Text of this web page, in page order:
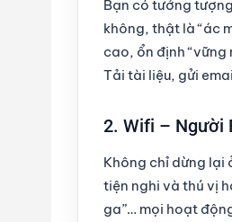
Bạn có tưởng
không, thật là “ác
cao, ổn định
Tải tài liệu, gửi
2. Wifi – Người
Không chỉ dừng lại
tiện nghi và thú vị
ga”… mọi hoạt